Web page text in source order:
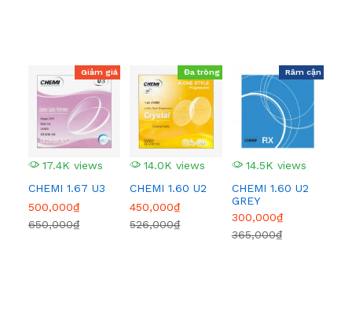
17.4K views
Giảm giá
CHEMI 1.67 U3
500,000₫
650,000₫
14.0K views
Đa tròng
CHEMI 1.60 U2
450,000₫
526,000₫
14.5K views
Râm cận
CHEMI 1.60 U2
GREY
300,000₫
365,000₫